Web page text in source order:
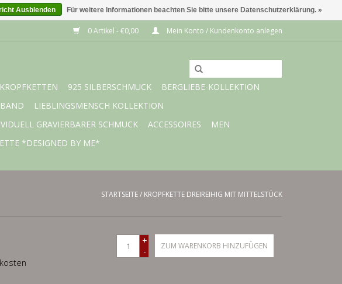
0 Artikel - €0,00 Mein Konto / Kundenkonto anlegen
925 SILBERSCHMUCK
BERGLIEBE-KOLLEKTION
LIEBLINGSMENSCH KOLLEKTION
GRAVIERBARER SCHMUCK ACCESSOIRES
MEN
*DESIGNED BY ME*
STARTSEITE/ KROPFKETTE DREIREIHIG MIT MITTELSTÜCK
+
-
ZUM WARENKORB HINZUFÜGEN
Ausblenden Für weitere Informationen beachten Sie bitte unsere Datenschutzerklärung. »